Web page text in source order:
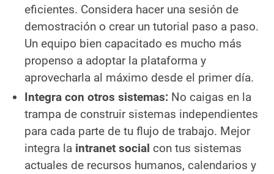
eficientes. Considera hacer una sesión de
demostración o crear un tutorial paso a paso.
Un equipo bien capacitado es mucho más
propenso a adoptar la plataforma y
aprovecharla al máximo desde el primer día.
Integra con otros sistemas: No caigas en la
trampa de construir sistemas independientes
para cada parte de tu flujo de trabajo. Mejor
integra la intranet social con tus sistemas
actuales de recursos humanos, calendarios y